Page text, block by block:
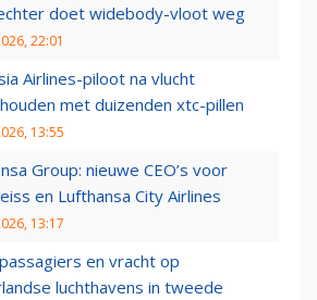
doet widebody-vloot weg
22:01
Airlines-piloot na vlucht
met duizenden xtc-pillen
13:55
Group: nieuwe CEO’s voor
en Lufthansa City Airlines
13:17
en vracht op
luchthavens in tweede